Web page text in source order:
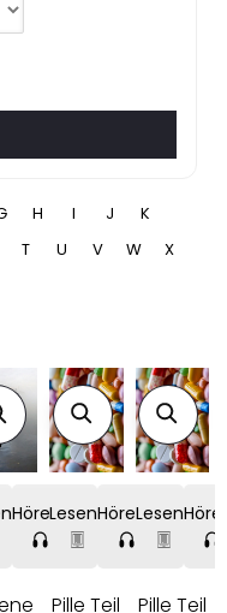
H I J
K
T U V W
X
HörenLesenHören
Pille Teil
Lesen
Pille Teil